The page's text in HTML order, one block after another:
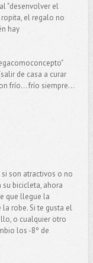
"desenvolver el
el regalo no
hay
de casa a curar
frío... frío siempre...
son atractivos o no
bicicleta, ahora
que llegue la
robe. Si te gusta el
o cualquier otro
los -8º de